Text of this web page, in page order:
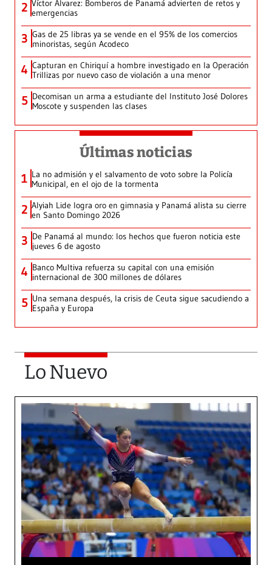
2 Víctor Álvarez: Bomberos de Panamá advierten de retos y
emergencias
3 Gas de 25 libras ya se vende en el 95% de los comercios
minoristas, según Acodeco
4 Capturan en Chiriquí a hombre investigado en la Operación
Trillizas por nuevo caso de violación a una menor
5 Decomisan un arma a estudiante del Instituto José Dolores
Moscote y suspenden las clases
Últimas noticias
1 La no admisión y el salvamento de voto sobre la Policía
Municipal, en el ojo de la tormenta
2 Alyiah Lide logra oro en gimnasia y Panamá alista su cierre
en Santo Domingo 2026
3 De Panamá al mundo: los hechos que fueron noticia este
jueves 6 de agosto
4 Banco Multiva refuerza su capital con una emisión
internacional de 300 millones de dólares
5 Una semana después, la crisis de Ceuta sigue sacudiendo a
España y Europa
Lo Nuevo